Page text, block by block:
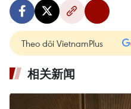
Theo dõi VietnamPlus
相关新闻